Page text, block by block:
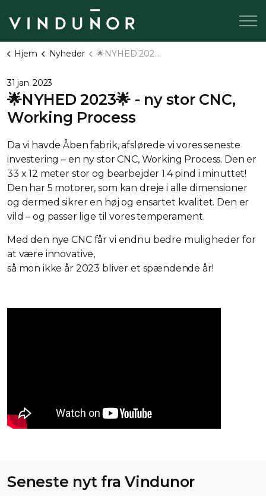
Hjem Nyheder 🌟NYHED 2023🌟 - ny stor CNC, Working Process
31 jan. 2023
🌟NYHED 2023🌟 - ny stor CNC,
Working Process
Da vi havde Åben fabrik, afslørede vi vores seneste
investering – en ny stor CNC, Working Process. Den er
33 x 12 meter stor og bearbejder 1.4 pind i minuttet!
Den har 5 motorer, som kan dreje i alle dimensioner
og dermed sikrer en høj og ensartet kvalitet. Den er
vild – og passer lige til vores temperament.
Med den nye CNC får vi endnu bedre muligheder for
at være innovative,
så mon ikke år 2023 bliver et spændende år!
Seneste nyt fra Vindunor